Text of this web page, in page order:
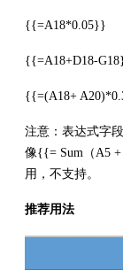
{{=A18*0.05}}
{{=A18+D18-
{{=(A18+
注意：表达式字
像{{= Sum（A5
用，不支持。
推荐用法